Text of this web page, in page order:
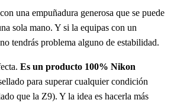
una empuñadura generosa que se puede
sola mano. Y si la equipas con un
tendrás problema alguno de estabilidad.
Es un producto 100% Nikon
para superar cualquier condición
que la Z9). Y la idea es hacerla más